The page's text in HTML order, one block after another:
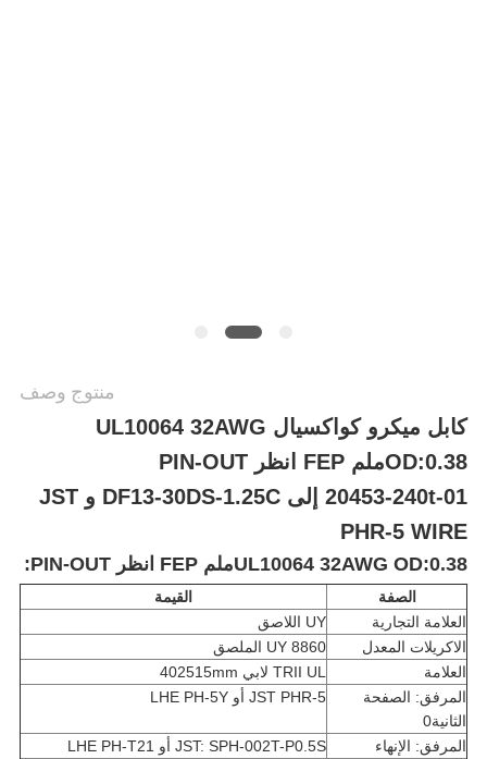
منتوج وصف
كابل ميكرو كواكسيال UL10064 32AWG
OD:0.38ملم FEP انظر PIN-OUT
20453-240t-01 إلى DF13-30DS-1.25C و JST
PHR-5 WIRE
UL10064 32AWG OD:0.38ملم FEP انظر PIN-OUT:
الصفة
القيمة
العلامة التجارية
UY اللاصق
الاكريلات المعدل
8860 UY الملصق
العلامة
TRII UL لابي 402515mm
المرفق: الصفحة
الثانية0
JST PHR-5 أو LHE PH-5Y
المرفق: الإنهاء
JST: SPH-002T-P0.5S أو LHE PH-T21